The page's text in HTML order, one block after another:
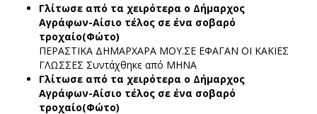
Γλίτωσε από τα χειρότερα ο Δήμαρχος
Αγράφων-Αίσιο τέλος σε ένα σοβαρό
τροχαίο(Φώτο)
ΠΕΡΑΣΤΙΚΑ ΔΗΜΑΡΧΑΡΑ ΜΟΥ.ΣΕ ΕΦΑΓΑΝ ΟΙ ΚΑΚΙΕΣ
ΓΛΩΣΣΕΣ Συντάχθηκε από ΜΗΝΑ
Γλίτωσε από τα χειρότερα ο Δήμαρχος
Αγράφων-Αίσιο τέλος σε ένα σοβαρό
τροχαίο(Φώτο)